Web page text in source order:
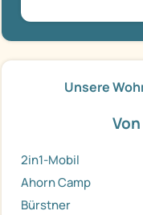
Unsere
2in1-Mobil
Ahorn Camp
Bürstner